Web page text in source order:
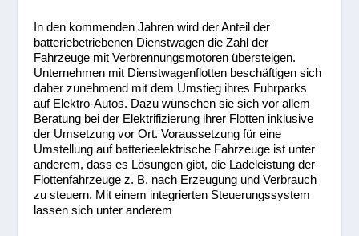
In den kommenden Jahren wird der Anteil der
batteriebetriebenen Dienstwagen die Zahl der
Fahrzeuge mit Verbrennungsmotoren übersteigen.
Unternehmen mit Dienstwagenflotten beschäftigen sich
daher zunehmend mit dem Umstieg ihres Fuhrparks
auf Elektro-Autos. Dazu wünschen sie sich vor allem
Beratung bei der Elektrifizierung ihrer Flotten inklusive
der Umsetzung vor Ort. Voraussetzung für eine
Umstellung auf batterieelektrische Fahrzeuge ist unter
anderem, dass es Lösungen gibt, die Ladeleistung der
Flottenfahrzeuge z. B. nach Erzeugung und Verbrauch
zu steuern. Mit einem integrierten Steuerungssystem
lassen sich unter anderem